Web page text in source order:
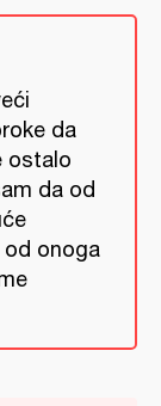
da
ostalo
da od
od onoga